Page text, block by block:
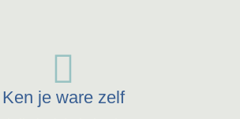
Ken je ware zelf